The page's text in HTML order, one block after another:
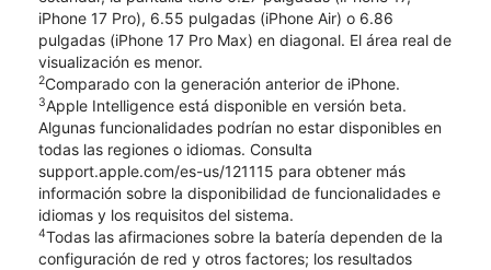
iPhone 17 Pro), 6.55 pulgadas (iPhone Air) o 6.86
pulgadas (iPhone 17 Pro Max) en diagonal. El área real de
visualización es menor.
2Comparado con la generación anterior de iPhone.
3Apple Intelligence está disponible en versión beta.
Algunas funcionalidades podrían no estar disponibles en
todas las regiones o idiomas. Consulta
support.apple.com/es-us/121115 para obtener más
información sobre la disponibilidad de funcionalidades e
idiomas y los requisitos del sistema.
4Todas las afirmaciones sobre la batería dependen de la
configuración de red y otros factores; los resultados